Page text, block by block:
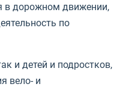
в дорожном движении,
по
и детей и подростков,
вело- и